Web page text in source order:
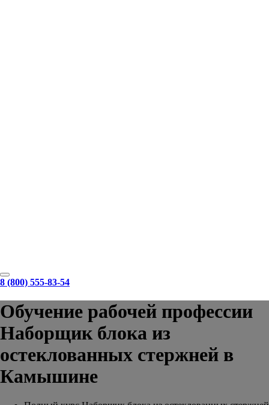
8 (800) 555-83-54
Обучение рабочей профессии
Наборщик блока из
остеклованных стержней в
Камышине